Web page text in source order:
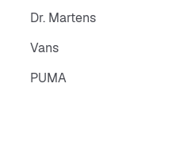
Dr. Martens
Vans
PUMA